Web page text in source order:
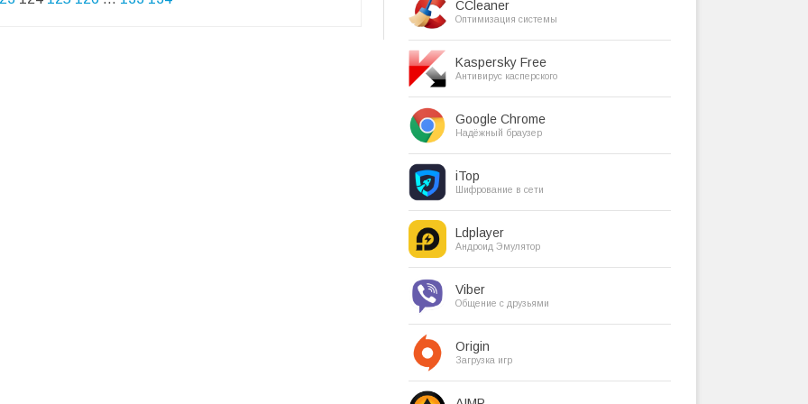
CCleaner
Оптимизация системы
Kaspersky Free
Антивирус касперского
Google Chrome
Надёжный браузер
iTop
Шифрование в сети
Ldplayer
Андроид Эмулятор
Viber
Общение с друзьями
Origin
Загрузка игр